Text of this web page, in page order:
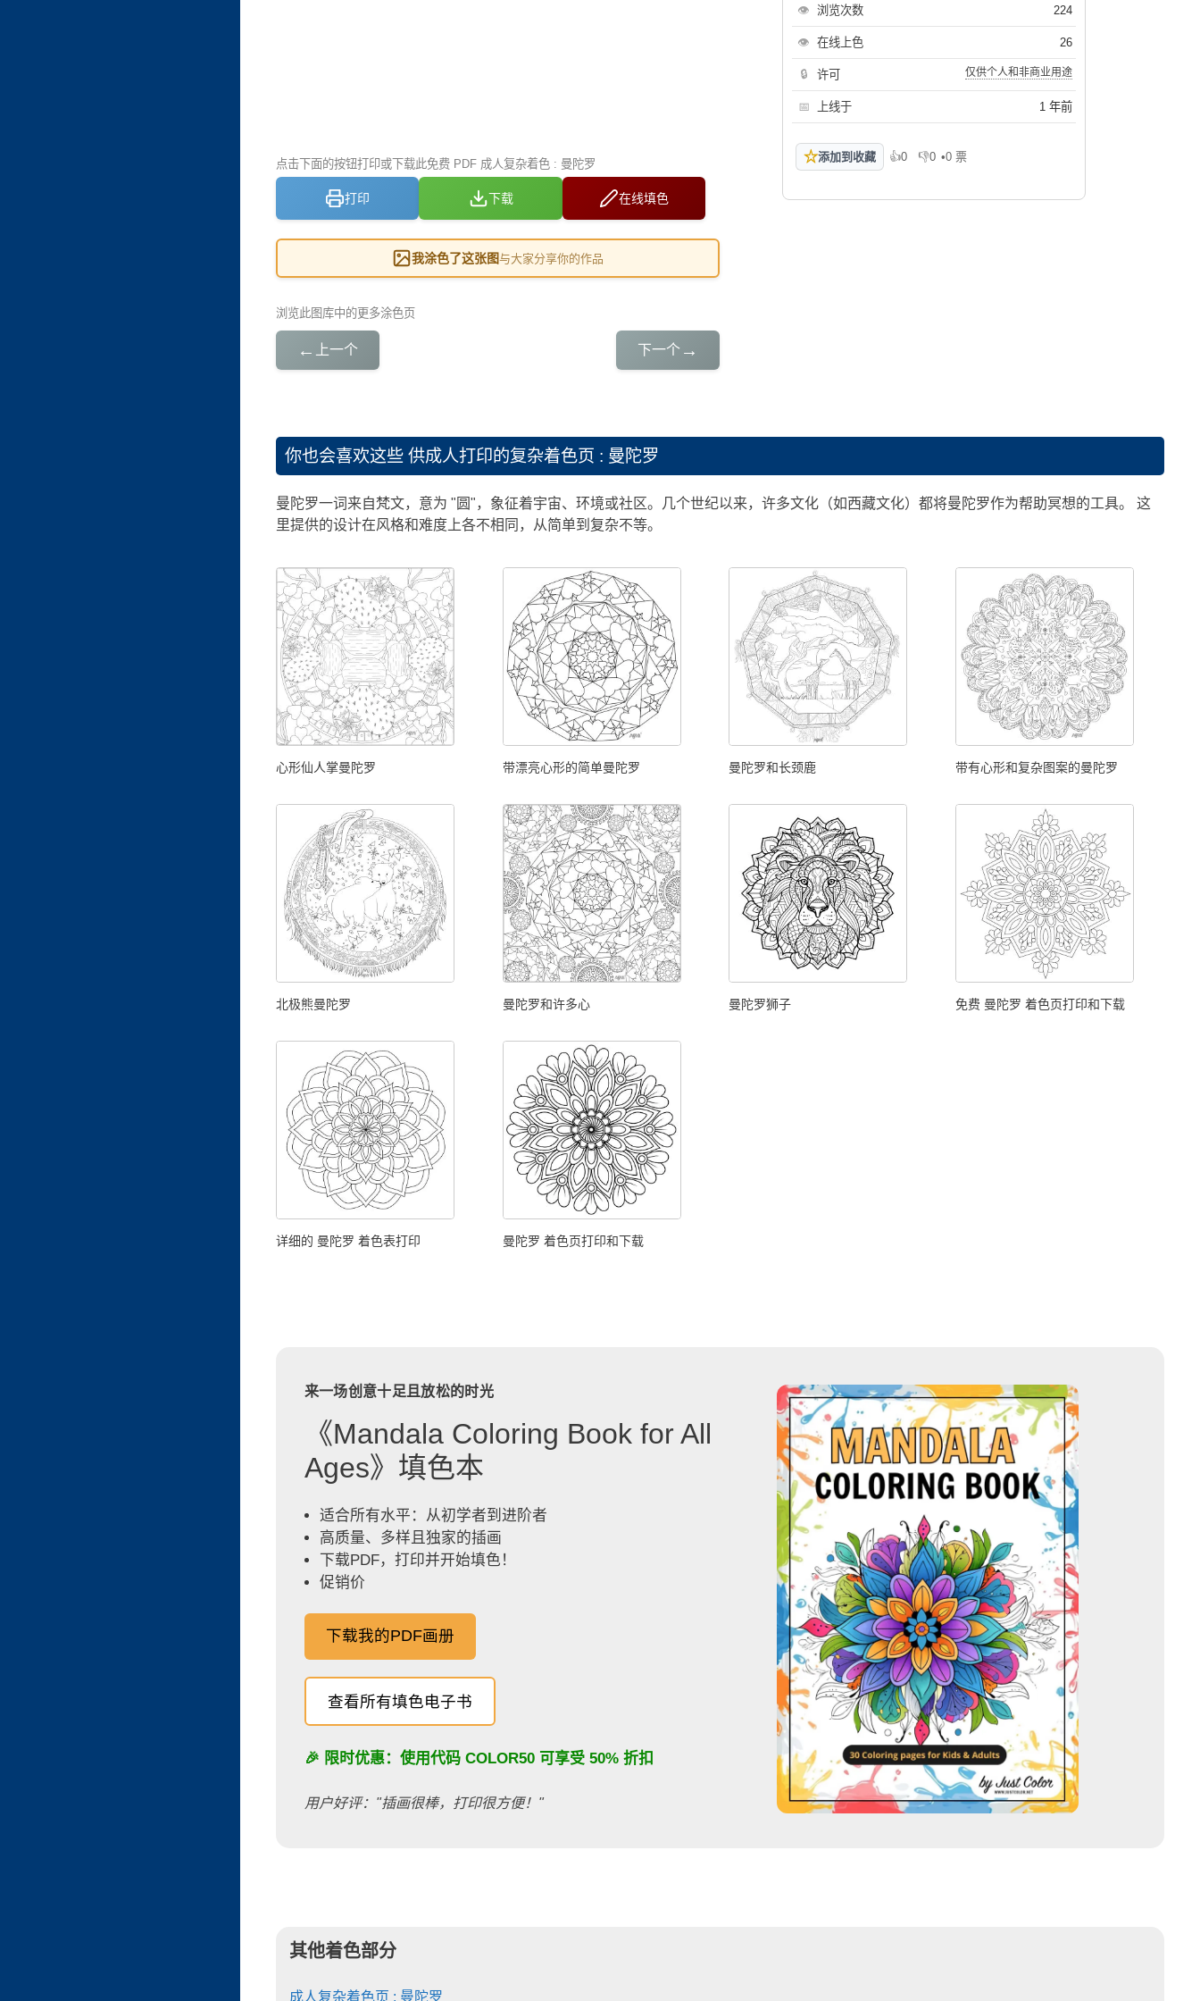
点击下面的按钮打印或下载此免费 PDF 成人复杂着色 : 曼陀罗
打印 下载 在线填色
我涂色了这张图与大家分享你的作品
浏览此图库中的更多涂色页
← 上一个 下一个 →
👁 浏览次数 224
👁 在线上色 26
🔒 许可 仅供个人和非商业用途
📅 上线于 1 年前
☆添加到收藏 👍0
喜欢 👎0
不喜欢
•0 票
你也会喜欢这些 供成人打印的复杂着色页 : 曼陀罗
曼陀罗一词来自梵文，意为 "圆"，象征着宇宙、环境或社区。几个世纪以来，许多文化（如西藏文化）都将曼陀罗作为帮助冥想的工具。 这
里提供的设计在风格和难度上各不相同，从简单到复杂不等。
心形仙人掌曼陀罗 带漂亮心形的简单曼陀罗 曼陀罗和长颈鹿 带有心形和复杂图案的曼陀罗
北极熊曼陀罗 曼陀罗和许多心 曼陀罗狮子 免费 曼陀罗 着色页打印和下载
详细的 曼陀罗 着色表打印 曼陀罗 着色页打印和下载
来一场创意十足且放松的时光
《Mandala Coloring Book for All
Ages》填色本
适合所有水平：从初学者到进阶者
高质量、多样且独家的插画
下载PDF，打印并开始填色！
促销价
下载我的PDF画册
查看所有填色电子书
🎉 限时优惠：使用代码 COLOR50可享受 50% 折扣
用户好评："插画很棒，打印很方便！"
其他着色部分
成人复杂着色页 : 曼陀罗